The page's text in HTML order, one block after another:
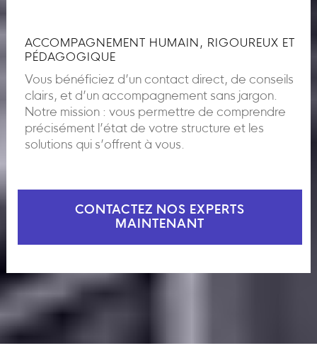
ACCOMPAGNEMENT HUMAIN, RIGOUREUX ET
PÉDAGOGIQUE
Vous bénéficiez d’un contact direct, de conseils
clairs, et d’un accompagnement sans jargon.
Notre mission : vous permettre de comprendre
précisément l’état de votre structure et les
solutions qui s’offrent à vous.
CONTACTEZ NOS EXPERTS
MAINTENANT